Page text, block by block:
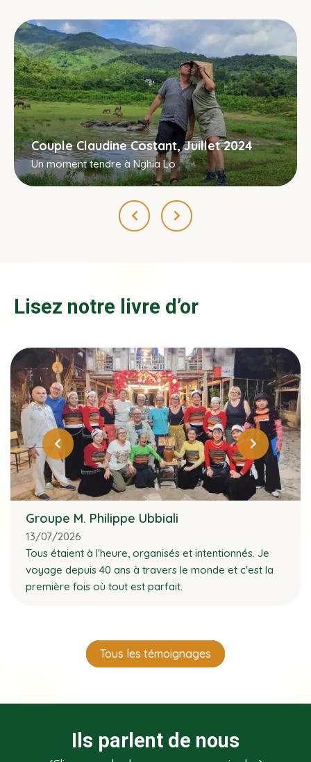
Couple Claudine Costant, Juillet 2024
Un moment tendre à Nghia Lo
Lisez notre livre d’or
Groupe M. Philippe Ubbiali
13/07/2026
Tous étaient à l'heure, organisés et intentionnés. Je
voyage depuis 40 ans à travers le monde et c'est la
première fois où tout est parfait.
Tous les témoignages
Ils parlent de nous